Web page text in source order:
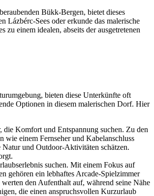
Bükk-Bergen, bietet dieses
Lázbérc-Sees oder erkunde das malerische
einem idealen, abseits der ausgetretenen
bieten diese Unterkünfte oft
Optionen in diesem malerischen Dorf. Hier
die Komfort und Entspannung suchen. Zu den
wie einem Fernseher und Kabelanschluss
Natur und Outdoor-Aktivitäten schätzen.
suchen. Mit einem Fokus auf
gehören ein lebhaftes Arcade-Spielzimmer
den Aufenthalt auf, während seine Nähe
die einen anspruchsvollen Kurzurlaub